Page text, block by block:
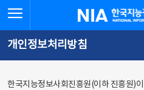
바로가기
바로가기
한국지능정보사회
개인정보처리방침
한국지능정보사회진흥원(이하 진흥원)